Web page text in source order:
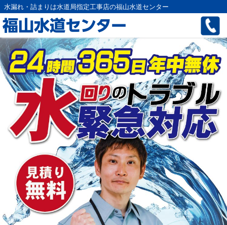
水漏れ・詰まりは水道局指定工事店の福山水道センター